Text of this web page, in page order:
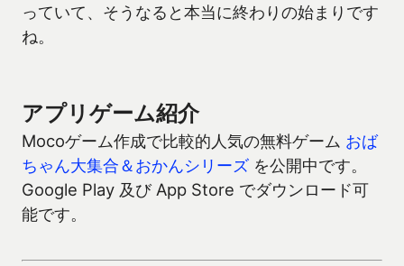
っていて、そうなると本当に終わりの始まりです
ね。
アプリゲーム紹介
Mocoゲーム作成で比較的人気の無料ゲーム おば
ちゃん大集合＆おかんシリーズ を公開中です。
Google Play 及び App Store でダウンロード可
能です。